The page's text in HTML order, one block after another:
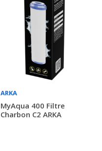
ARKA
MyAqua 400 Filtre
Charbon C2 ARKA